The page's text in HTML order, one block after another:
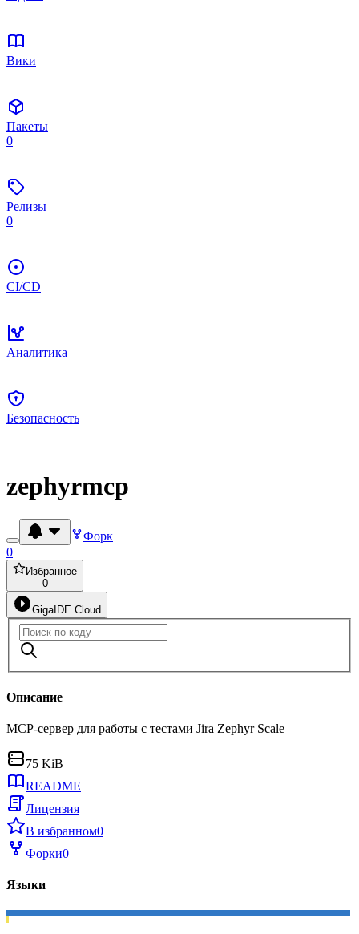
Вики
Пакеты
0
Релизы
0
CI/CD
Аналитика
Безопасность
zephyrmcp
Форк
0
Избранное
0
GigaIDE Cloud
Описание
MCP-сервер для работы с тестами Jira Zephyr Scale
75 KiB
README
Лицензия
В избранном0
Форки0
Языки